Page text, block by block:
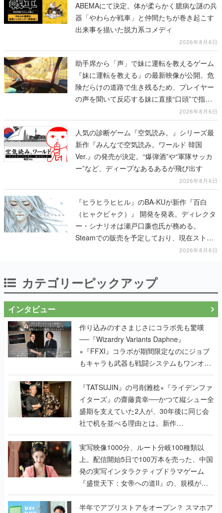
ABEMAにて決定。体が柔らかく臆病な謎の兵
器「やわらか戦車」と仲間たちが巻き起こす
出来事を描いた脱力系コメディ
2026年8月6日
助手席から「声」で妹に運転を教えるゲーム
『妹に運転を教える』の最新映像が公開。危
険だらけの道路で生き残るため、プレイヤー
の声を聞いて反応する妹に直接“口頭”で指示
2026年8月6日
人気の診断ゲーム『空気読み。』シリーズ最
新作『みんなで空気読み。ワールド 韓国
Ver.』の発売が決定。“爆弾酒”や“軍隊サッカ
ー”など、ディープなあるあるが飛び出す
2026年8月6日
『ヒラヒラヒヒル』のBA-KUが新作『百白
（ヒャクビャク）』 開発を発表。ディレクタ
ー・シナリオは瀬戸口廉也氏が務める。
Steamでの販売を予定しており、現在ストア
2026年8月6日
カテゴリーピックアップ
インタビュー
作り込みのすさまじさにコラボ先も驚嘆
──『Wizardry Variants Daphne』
×『FFXI』コラボが期間限定なのにジョブ
もキャラも武器も戦闘システムもワンオフ
で作り込まれた理由を両ディレクターに聞
く
『TATSUJIN』の弓削雅稔×『ライデンファ
イターズ』の齋藤貴幸──かつて縦シュー全
盛期を支えていた2人が、30年後に同じ会
社で机を並べる理由とは。新作
『TATSUJIN EXTREME』で初タッグを組
んだレジェンド2人に訊く開発秘話
実写映像1000分、ルート分岐100種類以
上。配信開始5日で100万本を売った、中国
発の実写インタラクティブドラマゲーム
『盛世天下：女帝への道II』の、規模が違
うこだわりをプロデューサーに聞いた
半年でアプリストアをオープン？ スマホア